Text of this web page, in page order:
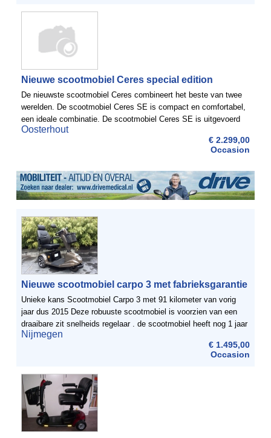
Nieuwe scootmobiel Ceres special edition
De nieuwste scootmobiel Ceres combineert het beste van twee
werelden. De scootmobiel Ceres SE is compact en comfortabel,
een ideale combinatie. De scootmobiel Ceres SE is uitgevoerd
met een ergonomisch gevormde deltastuur met een ...
Oosterhout
€ 2.299,00
Occasion
Nieuwe scootmobiel carpo 3 met fabrieksgarantie
Unieke kans Scootmobiel Carpo 3 met 91 kilometer van vorig
jaar dus 2015 Deze robuuste scootmobiel is voorzien van een
draaibare zit snelheids regelaar . de scootmobiel heeft nog 1 jaar
fabrieksgarantie . Dus u loopt geen enkel risico ...
Nijmegen
€ 1.495,00
Occasion